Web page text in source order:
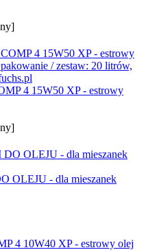
4 15W50 XP - estrowy
OLEJU - dla mieszanek